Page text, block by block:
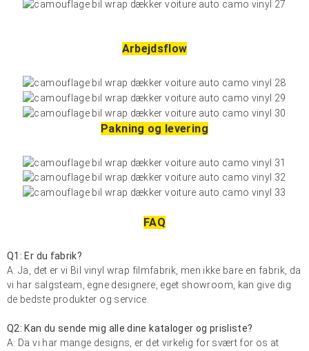
Arbejdsflow
Pakning og levering
FAQ
Q1: Er du fabrik?
A: Ja, det er vi Bil vinyl wrap filmfabrik, men ikke bare en fabrik, da
vi har salgsteam, egne designere, eget showroom, kan give dig
de bedste produkter og service.
Q2: Kan du sende mig alle dine kataloger og prisliste?
A: Da vi har mange designs, er det virkelig for svært for os at